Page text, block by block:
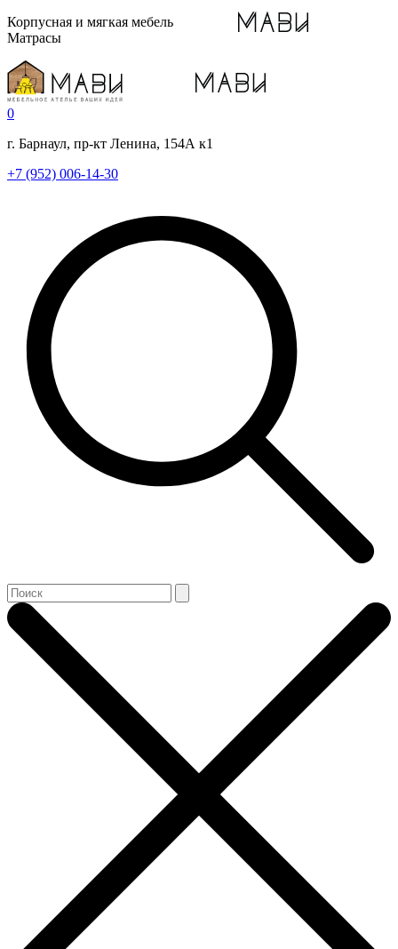
Корпусная и мягкая мебель
Матрасы
0
г. Барнаул, пр-кт Ленина, 154А к1
+7 (952) 006-14-30